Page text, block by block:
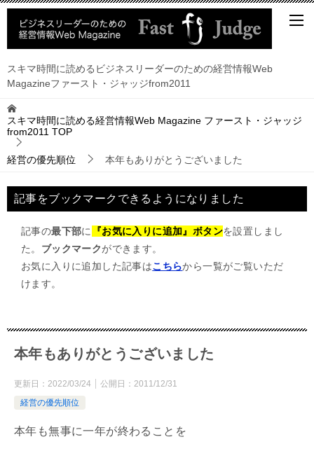
スキマ時間に読めるビジネスリーダーのための経営情報Web
Magazineファースト・ジャッジfrom2011
スキマ時間に読める経営情報Web Magazine ファースト・ジャッジ
from2011 TOP
経営の優先順位 本年もありがとうございました
記事をブックマークできるようになりました
記事の最下部に 『お気に入りに追加』ボタンを設置しまし
た。 ブックマークができます。
お気に入りに追加した記事はこちらから一覧がご覧いただ
けます。
本年もありがとうございました
更新日： 2022/03/24 公開日： 2011/12/31
経営の優先順位
本年も無事に一年が終わることを